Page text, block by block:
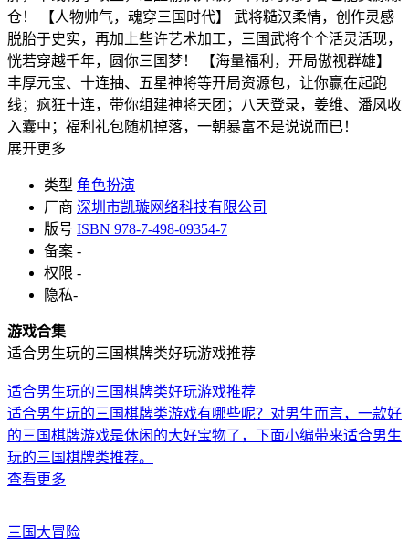
仓！ 【人物帅气，魂穿三国时代】 武将糙汉柔情，创作灵感
脱胎于史实，再加上些许艺术加工，三国武将个个活灵活现，
恍若穿越千年，圆你三国梦！ 【海量福利，开局傲视群雄】
丰厚元宝、十连抽、五星神将等开局资源包，让你赢在起跑
线；疯狂十连，带你组建神将天团；八天登录，姜维、潘凤收
入囊中；福利礼包随机掉落，一朝暴富不是说说而已！
展开更多
类型 角色扮演
厂商 深圳市凯璇网络科技有限公司
版号 ISBN 978-7-498-09354-7
备案 -
权限 -
隐私-
游戏合集
适合男生玩的三国棋牌类好玩游戏推荐
适合男生玩的三国棋牌类好玩游戏推荐
适合男生玩的三国棋牌类游戏有哪些呢？对男生而言，一款好
的三国棋牌游戏是休闲的大好宝物了，下面小编带来适合男生
玩的三国棋牌类推荐。
查看更多
三国大冒险